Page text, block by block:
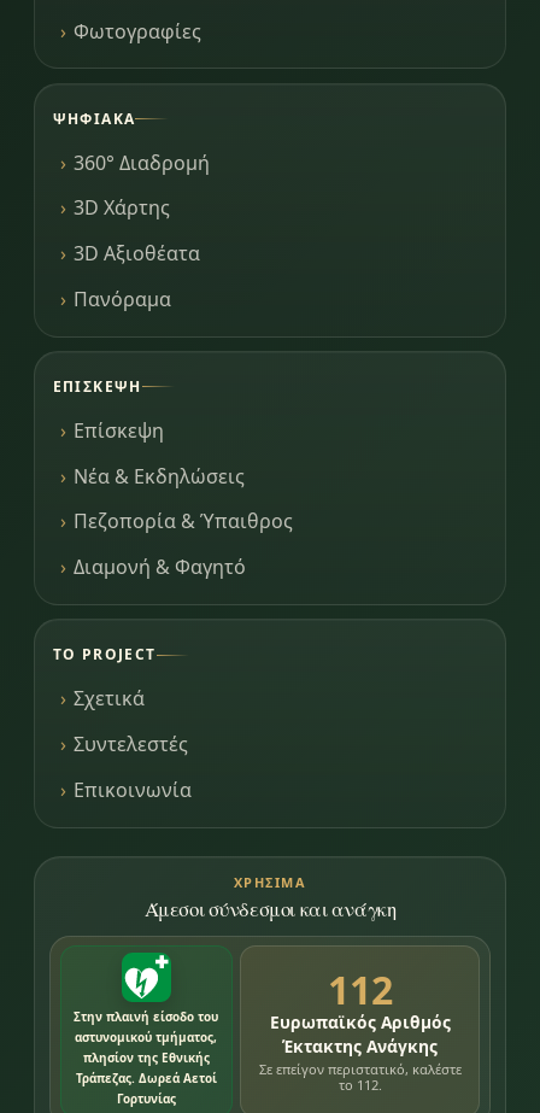
Φωτογραφίες
ΨΗΦΙΑΚΆ
360° Διαδρομή
3D Χάρτης
3D Αξιοθέατα
Πανόραμα
ΕΠΊΣΚΕΨΗ
Επίσκεψη
Νέα & Εκδηλώσεις
Πεζοπορία & Ύπαιθρος
Διαμονή & Φαγητό
ΤΟ PROJECT
Σχετικά
Συντελεστές
Επικοινωνία
ΧΡΉΣΙΜΑ
Άμεσοι σύνδεσμοι και ανάγκη
Στην πλαινή είσοδο του
αστυνομικού τμήματος,
πλησίον της Εθνικής
Τράπεζας. Δωρεά Αετοί
Γορτυνίας
112
Ευρωπαϊκός Αριθμός
Έκτακτης Ανάγκης
Σε επείγον περιστατικό, καλέστε
το 112.